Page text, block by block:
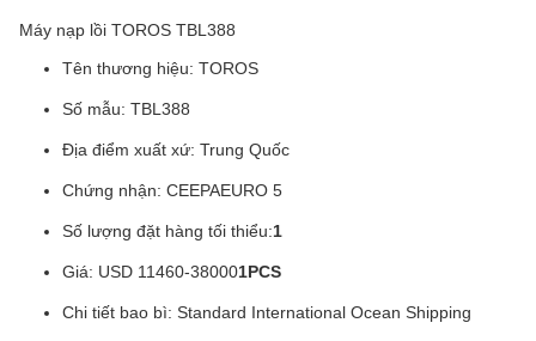
Máy nạp lồi TOROS TBL388
Tên thương hiệu: TOROS
Số mẫu: TBL388
Địa điểm xuất xứ: Trung Quốc
Chứng nhận: CEEPAEURO 5
Số lượng đặt hàng tối thiểu:1
Giá: USD 11460-380001PCS
Chi tiết bao bì: Standard International Ocean Shipping